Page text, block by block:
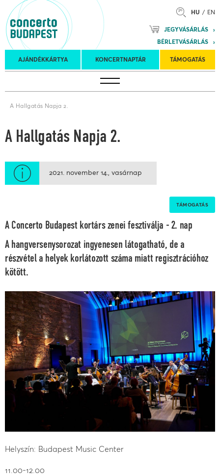
HU EN
JEGYVÁSÁRLÁS
BÉRLETVÁSÁRLÁS
AJÁNDÉKKÁRTYA KONCERTNAPTÁR TÁMOGATÁS
Koncertnaptár
turnék
Kulturális
Program
Felkéréses
koncertek
A Hallgatás Napja 2.
A Hallgatás Napja 2.
2021. november 14. vasárnap
TÁMOGATÁS
A Concerto Budapest kortárs zenei fesztiválja - 2. nap
A hangversenysorozat ingyenesen látogatható, de a
részvétel a helyek korlátozott száma miatt regisztrációhoz
kötött.
Helyszín: Budapest Music Center
11.00-12.00